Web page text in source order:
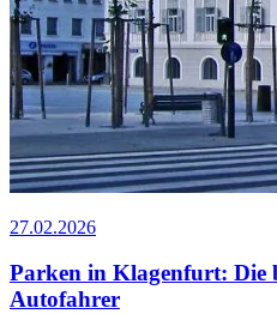
27.02.2026
Parken in Klagenfurt: Die
Autofahrer